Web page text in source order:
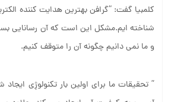
کلمبیا گفت: “گرافن بهترین هدایت کننده
شناخته ایم.مشکل این است که آن رسانایی
و ما نمی دانیم چگونه آن را متوقف کنیم.
” تحقیقات ما برای اولین بار تکنولوژِی